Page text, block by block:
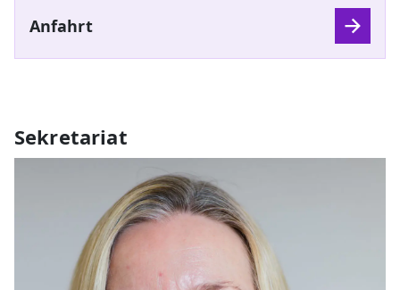
Anfahrt
Sekretariat